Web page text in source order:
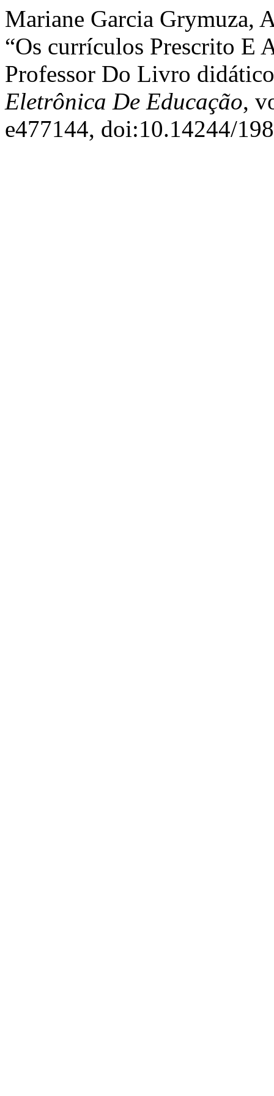
Mariane Garcia Grymuza,
“Os currículos Prescrito E
Professor Do Livro
Eletrônica De Educação,
e477144, doi:10.14244/